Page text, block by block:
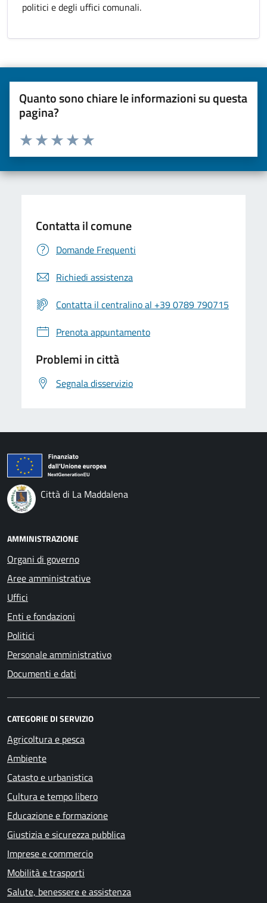
politici e degli uffici comunali.
Quanto sono chiare le informazioni su questa
pagina?
Valuta da 1 a 5 stelle la pagina
Valuta 5 stelle su 5
Valuta 4 stelle su 5
Valuta 3 stelle su 5
Valuta 2 stelle su 5
Valuta una stella su 5
Contatta il comune
Domande Frequenti
Richiedi assistenza
Contatta il centralino al +39 0789 790715
Prenota appuntamento
Problemi in città
Segnala disservizio
Città di La Maddalena
AMMINISTRAZIONE
Organi di governo
Aree amministrative
Uffici
Enti e fondazioni
Politici
Personale amministrativo
Documenti e dati
CATEGORIE DI SERVIZIO
Agricoltura e pesca
Ambiente
Catasto e urbanistica
Cultura e tempo libero
Educazione e formazione
Giustizia e sicurezza pubblica
Imprese e commercio
Mobilità e trasporti
Salute, benessere e assistenza